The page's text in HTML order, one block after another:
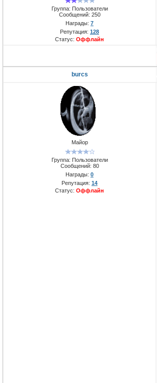
Группа: Пользователи
Сообщений: 250
Награды: 7
Репутация: 128
Статус: Оффлайн
burcs
Майор
Группа: Пользователи
Сообщений: 80
Награды: 0
Репутация: 14
Статус: Оффлайн